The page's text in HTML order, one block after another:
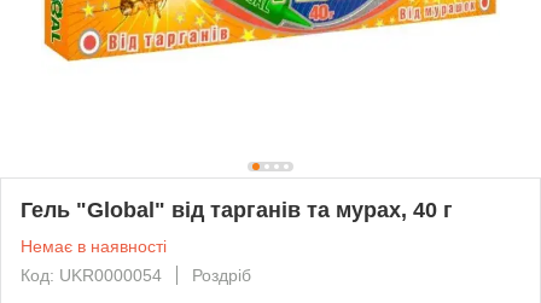
Гель "Global" від тарганів та мурах, 40 г
Немає в наявності
Код: UKR0000054
Роздріб